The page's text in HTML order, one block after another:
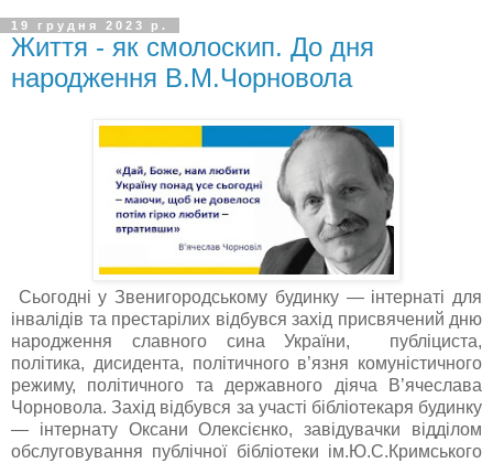
19 грудня 2023 р.
Життя - як смолоскип. До дня
народження В.М.Чорновола
Сьогодні у Звенигородському будинку — інтернаті для
інвалідів та престарілих відбувся захід присвячений дню
народження славного сина України, публіциста,
політика, дисидента, політичного в’язня комуністичного
режиму, політичного та державного діяча В’ячеслава
Чорновола. Захід відбувся за участі бібліотекаря будинку
— інтернату Оксани Олексієнко, завідувачки відділом
обслуговування публічної бібліотеки ім.Ю.С.Кримського